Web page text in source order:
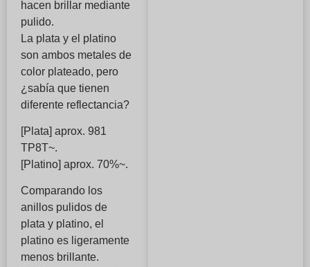
hacen brillar mediante
pulido.
La plata y el platino
son ambos metales de
color plateado, pero
¿sabía que tienen
diferente reflectancia?
[Plata] aprox. 981
TP8T~.
[Platino] aprox. 70%~.
Comparando los
anillos pulidos de
plata y platino, el
platino es ligeramente
menos brillante.